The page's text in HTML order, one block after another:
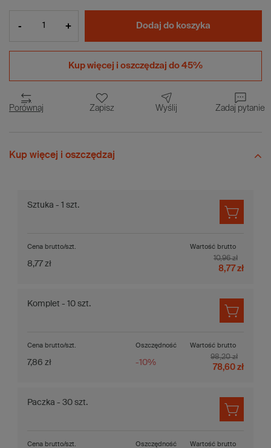
- + Dodaj do koszyka
Kup więcej i oszczędzaj do 45%
Porównaj Zapisz Wyślij Zadaj pytanie
Kup więcej i oszczędzaj
Sztuka - 1 szt.
Cena brutto/szt.
8,77 zł
Wartość brutto
8,77 zł
10,96 zł
Komplet - 10 szt.
Oszczędność
-10%
Cena brutto/szt.
7,86 zł
Wartość brutto
78,60 zł
98,20 zł
Paczka - 30 szt.
Oszczędność
Cena brutto/szt. Wartość brutto